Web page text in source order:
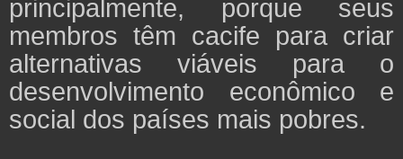
principalmente, porque seus
membros têm cacife para criar
alternativas viáveis para o
desenvolvimento econômico e
social dos países mais pobres.